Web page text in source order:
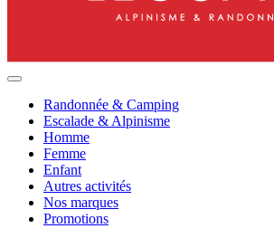
Randonnée & Camping
Escalade & Alpinisme
Homme
Femme
Enfant
Autres activités
Nos marques
Promotions